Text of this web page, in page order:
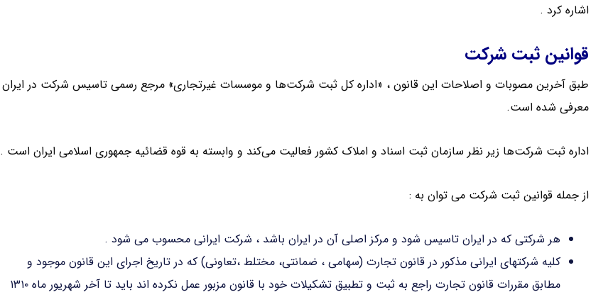
اشاره کرد .
قوانین ثبت شرکت
طبق آخرین مصوبات و اصلاحات این قانون ، «اداره کل ثبت شرکت‌ها و موسسات غیرتجاری» مرجع رسمی تاسیس شرکت در ایران
معرفی شده است.
اداره ثبت شرکت‌ها زیر نظر سازمان ثبت اسناد و املاک کشور فعالیت می‌کند و وابسته به قوه قضائیه جمهوری اسلامی ایران است .
از جمله قوانین ثبت شرکت می توان به :
هر شرکتی که در ایران تاسیس شود و مرکز اصلی آن در ایران باشد ، شرکت ایرانی محسوب می شود .
کلیه شرکتهای ایرانی مذکور در قانون تجارت (سهامی ، ضمانتی، مختلط ،تعاونی) که در تاریخ اجرای این قانون موجود و
مطابق مقررات قانون تجارت راجع به ثبت و تطبیق تشکیلات خود با قانون مزبور عمل نکرده اند باید تا آخر شهریور ماه ۱۳۱۰